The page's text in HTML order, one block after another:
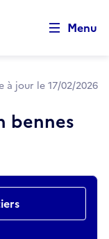
Menu
à jour le 17/02/2026
bennes